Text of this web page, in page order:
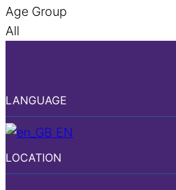
Age Group
All
LANGUAGE
EN
LOCATION